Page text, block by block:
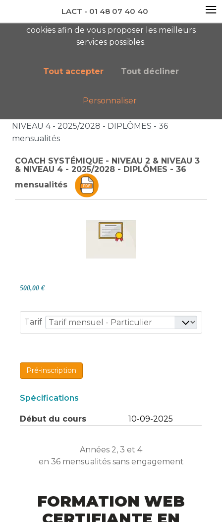
newsletter AC
Boutique
Catalogue général
NIVEAU 4 - 2025/2028 - DIPLÔMES - 36
mensualités
COACH SYSTÉMIQUE - NIVEAU 2 & NIVEAU 3
& NIVEAU 4 - 2025/2028 - DIPLÔMES - 36
mensualités
500,00 €
Tarif
Pré-inscription
Spécifications
Début du cours 10-09-2025
Années 2, 3 et 4
en 36 mensualités sans engagement
FORMATION WEB
cookies afin de vous proposer les meilleurs
services possibles.
Tout accepter Tout décliner
Personnaliser
LACT - 01 48 07 40 40 ≡